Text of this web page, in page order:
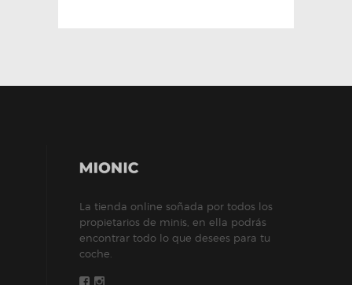
La tienda online soñada por todos los
propietarios de minis, en ella podrás
encontrar todo lo que desees para tu
coche.